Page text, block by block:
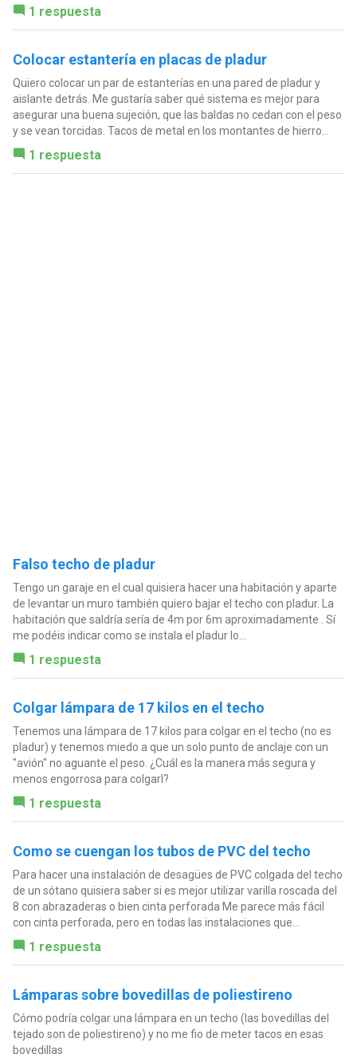
1 respuesta
Colocar estantería en placas de pladur
Quiero colocar un par de estanterías en una pared de pladur y
aislante detrás. Me gustaría saber qué sistema es mejor para
asegurar una buena sujeción, que las baldas no cedan con el peso
y se vean torcidas. Tacos de metal en los montantes de hierro...
1 respuesta
Falso techo de pladur
Tengo un garaje en el cual quisiera hacer una habitación y aparte
de levantar un muro también quiero bajar el techo con pladur. La
habitación que saldría sería de 4m por 6m aproximadamente . Sí
me podéis indicar como se instala el pladur lo...
1 respuesta
Colgar lámpara de 17 kilos en el techo
Tenemos una lámpara de 17 kilos para colgar en el techo (no es
pladur) y tenemos miedo a que un solo punto de anclaje con un
"avión" no aguante el peso. ¿Cuál es la manera más segura y
menos engorrosa para colgarl?
1 respuesta
Como se cuengan los tubos de PVC del techo
Para hacer una instalación de desagües de PVC colgada del techo
de un sótano quisiera saber si es mejor utilizar varilla roscada del
8 con abrazaderas o bien cinta perforada Me parece más fácil
con cinta perforada, pero en todas las instalaciones que...
1 respuesta
Lámparas sobre bovedillas de poliestireno
Cómo podría colgar una lámpara en un techo (las bovedillas del
tejado son de poliestireno) y no me fio de meter tacos en esas
bovedillas